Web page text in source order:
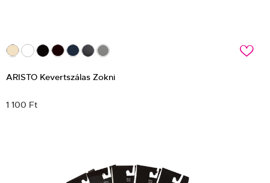
c
ARISTO Kevertszálas Zokni
1 100 Ft